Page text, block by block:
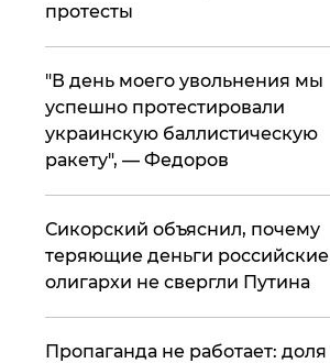
протесты
​"В день моего увольнения мы
успешно протестировали
украинскую баллистическую
ракету", — Федоров
Сикорский объяснил, почему
теряющие деньги российские
олигархи не свергли Путина
​Пропаганда не работает: доля